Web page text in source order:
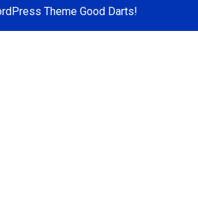
ThemeGood Darts!